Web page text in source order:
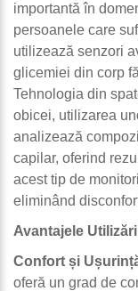
importantă în
persoanele care
utilizează senzori
glicemiei din corp
Tehnologia din
obicei, utilizarea
analizează
capilar, oferind
acest tip de
eliminând
Avantajele
Confort și
oferă un grad de